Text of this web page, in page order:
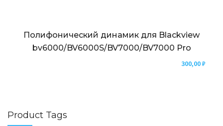
Полифонический динамик для Blackview
bv6000/BV6000S/BV7000/BV7000 Pro
300,00₽
Product Tags